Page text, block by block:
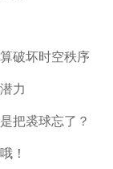
破坏时空秩序
力
把裘球忘了？
！